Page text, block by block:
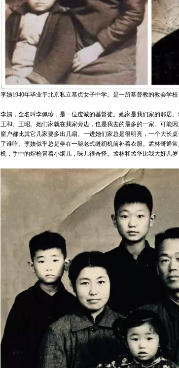
李姨1940年毕业于北京私立慕贞女子中学。是一所基督教的教会学校
李姨，全名叫李佩珍，是一位虔诚的基督徒。她家是我们家的邻居
王和、王昭。她们家就在我家旁边，也是我去的最多的一家。可能
窗户都比其它几家要多出几扇。一进她们家总是很明亮，一个大长
了谁吃。李姨似乎总是坐在一架老式缝纫机前补着衣服。孟林哥通
机，手中的焊枪冒着小烟儿，味儿很奇怪。孟林和孟华比我大好几